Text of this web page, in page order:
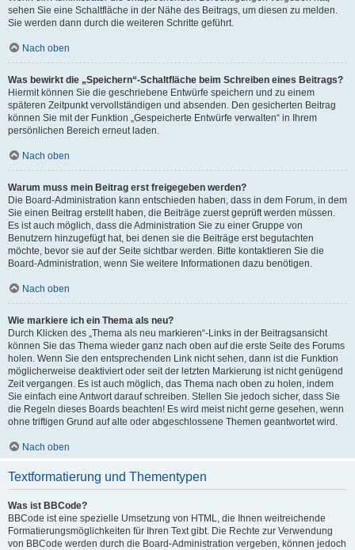
sehen Sie eine Schaltfläche in der Nähe des Beitrags, um diesen zu melden.
Sie werden dann durch die weiteren Schritte geführt.
Nach oben
Was bewirkt die „Speichern“-Schaltfläche beim Schreiben eines Beitrags?
Hiermit können Sie die geschriebene Entwürfe speichern und zu einem
späteren Zeitpunkt vervollständigen und absenden. Den gesicherten Beitrag
können Sie mit der Funktion „Gespeicherte Entwürfe verwalten“ in Ihrem
persönlichen Bereich erneut laden.
Nach oben
Warum muss mein Beitrag erst freigegeben werden?
Die Board-Administration kann entschieden haben, dass in dem Forum, in dem
Sie einen Beitrag erstellt haben, die Beiträge zuerst geprüft werden müssen.
Es ist auch möglich, dass die Administration Sie zu einer Gruppe von
Benutzern hinzugefügt hat, bei denen sie die Beiträge erst begutachten
möchte, bevor sie auf der Seite sichtbar werden. Bitte kontaktieren Sie die
Board-Administration, wenn Sie weitere Informationen dazu benötigen.
Nach oben
Wie markiere ich ein Thema als neu?
Durch Klicken des „Thema als neu markieren“-Links in der Beitragsansicht
können Sie das Thema wieder ganz nach oben auf die erste Seite des Forums
holen. Wenn Sie den entsprechenden Link nicht sehen, dann ist die Funktion
möglicherweise deaktiviert oder seit der letzten Markierung ist nicht genügend
Zeit vergangen. Es ist auch möglich, das Thema nach oben zu holen, indem
Sie einfach eine Antwort darauf schreiben. Stellen Sie jedoch sicher, dass Sie
die Regeln dieses Boards beachten! Es wird meist nicht gerne gesehen, wenn
ohne triftigen Grund auf alte oder abgeschlossene Themen geantwortet wird.
Nach oben
Textformatierung und Thementypen
Was ist BBCode?
BBCode ist eine spezielle Umsetzung von HTML, die Ihnen weitreichende
Formatierungsmöglichkeiten für Ihren Text gibt. Die Rechte zur Verwendung
von BBCode werden durch die Board-Administration vergeben, können jedoch